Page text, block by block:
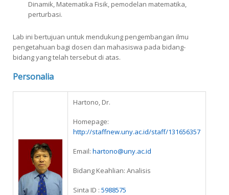
Dinamik, Matematika Fisik, pemodelan matematika,
perturbasi.
Lab ini bertujuan untuk mendukung pengembangan ilmu
pengetahuan bagi dosen dan mahasiswa pada bidang-
bidang yang telah tersebut di atas.
Personalia
Hartono, Dr.
Homepage:
http://staffnew.uny.ac.id/staff/131656357
Email: hartono@uny.ac.id
Bidang Keahlian: Analisis
Sinta ID : 5988575